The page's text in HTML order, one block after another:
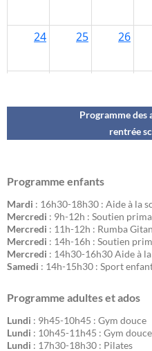
Programme des
rentrée
Programme enfants
Mardi : 16h30-18h30 : Aide à la
Mercredi : 9h-12h : Soutien
Mercredi : 11h-12h : Rumba
Mercredi : 14h-16h : Soutien
Mercredi : 14h30-16h30 Aide à
Samedi : 14h-15h30 : Sport
Programme adultes et ados
Lundi : 9h45-10h45 : Gym douce
Lundi : 10h45-11h45 : Gym douce
Lundi : 17h30-18h30 : Pilates